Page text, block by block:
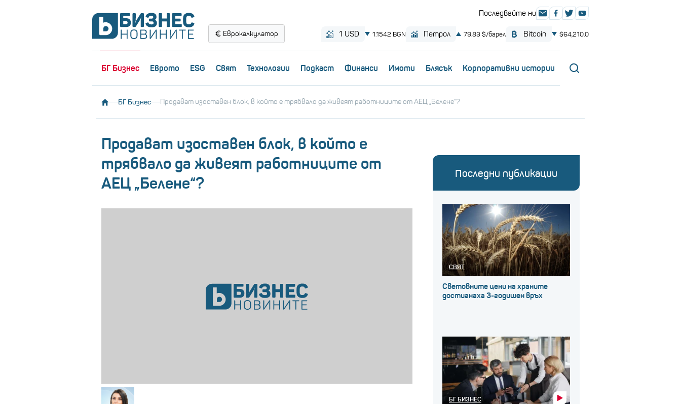
Еврокалкулатор
БГ Бизнес Еврото ESG Свят Технологии Пoдкаст Финанси Имоти Блясък Корпоративни истории
БГ Бизнес Продават изоставен блок, в който е трябвало да живеят работниците от АЕЦ „Белене“?
Продават изоставен блок, в който е
трябвало да живеят работниците от
АЕЦ „Белене“?
Последни публикации
СВЯТ
Световните цени на храните
достигнаха 3-годишен връх
БГ БИЗНЕС